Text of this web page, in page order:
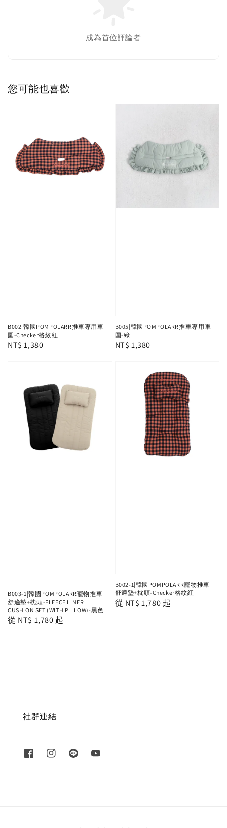
成為首位評論者
您可能也喜歡
B002|韓國POMPOLARR推車專用車
圍-Checker格紋紅
Regular
NT$ 1,380
B005|韓國POMPOLARR推車專用車
圍-綠
Regular
NT$ 1,380
B003-1|韓國POMPOLARR寵物推車
舒適墊+枕頭-FLEECE LINER
CUSHION SET (WITH PILLOW)-黑色
Regular
從 NT$ 1,780 起
B002-1|韓國POMPOLARR寵物推車
舒適墊+枕頭-Checker格紋紅
Regular
從 NT$ 1,780 起
社群連結